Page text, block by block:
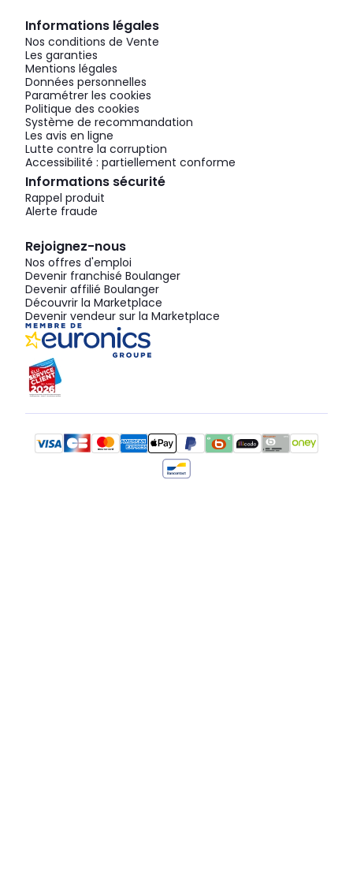
Informations légales
Nos conditions de Vente
Les garanties
Mentions légales
Données personnelles
Paramétrer les cookies
Politique des cookies
Système de recommandation
Les avis en ligne
Lutte contre la corruption
Accessibilité : partiellement conforme
Informations sécurité
Rappel produit
Alerte fraude
Rejoignez-nous
Nos offres d'emploi
Devenir franchisé Boulanger
Devenir affilié Boulanger
Découvrir la Marketplace
Devenir vendeur sur la Marketplace